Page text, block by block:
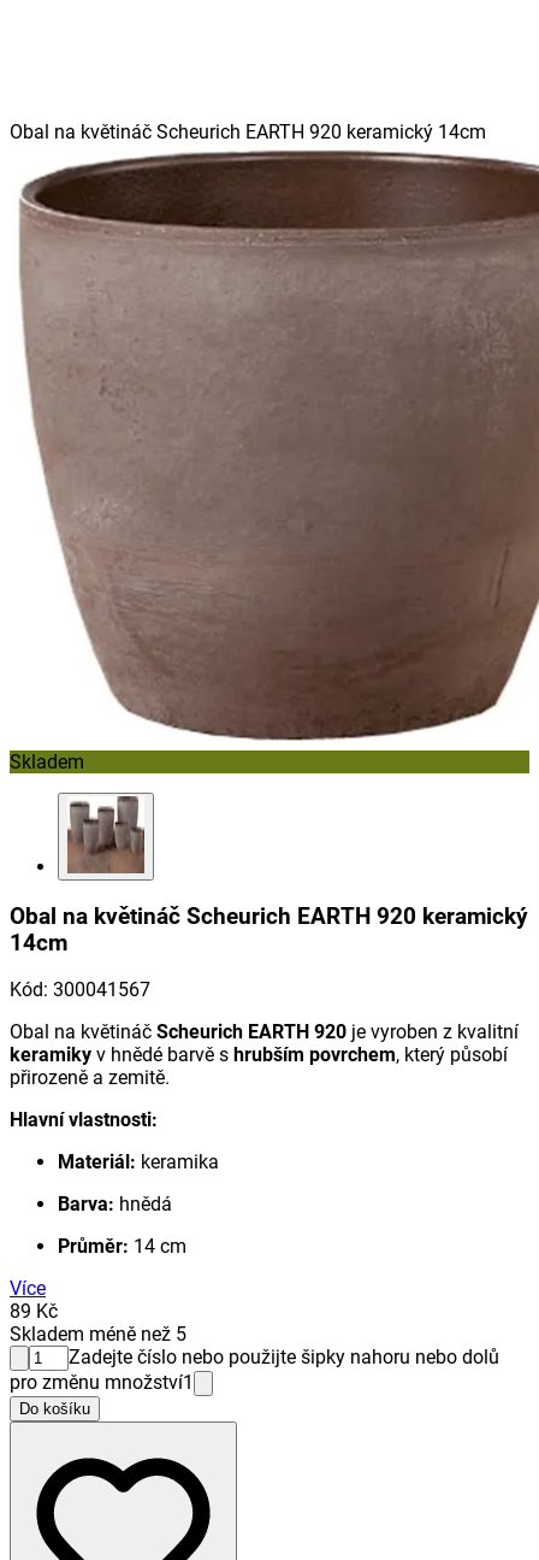
Obal na květináč Scheurich EARTH 920 keramický 14cm
Skladem
Obal na květináč Scheurich EARTH 920 keramický
14cm
Kód: 300041567
Obal na květináč Scheurich EARTH 920 je vyroben z kvalitní
keramiky v hnědé barvě s hrubším povrchem, který působí
přirozeně a zemitě.
Hlavní vlastnosti:
Materiál: keramika
Barva: hnědá
Průměr: 14 cm
Více
89 Kč
Skladem méně než 5
Zadejte číslo nebo použijte šipky nahoru nebo dolů
pro změnu množství1
Do košíku